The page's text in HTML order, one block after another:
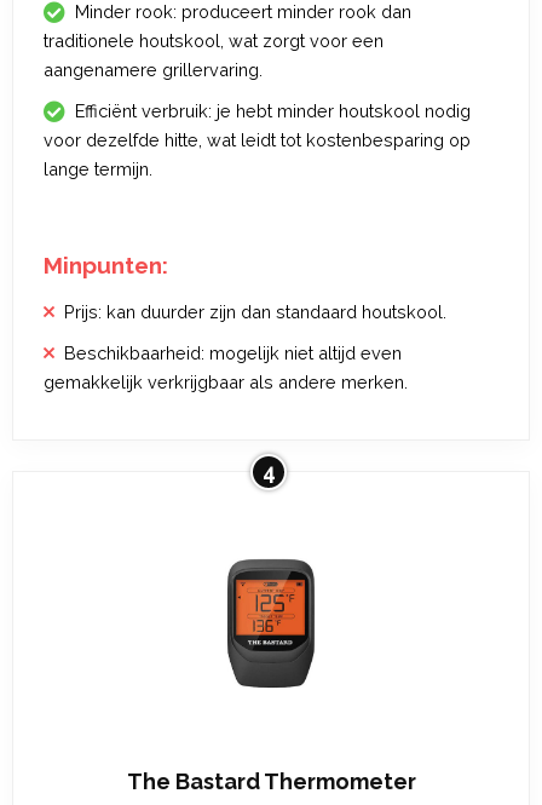
Minder rook: produceert minder rook dan
traditionele houtskool, wat zorgt voor een
aangenamere grillervaring.
Efficiënt verbruik: je hebt minder houtskool nodig
voor dezelfde hitte, wat leidt tot kostenbesparing op
lange termijn.
Minpunten:
Prijs: kan duurder zijn dan standaard houtskool.
Beschikbaarheid: mogelijk niet altijd even
gemakkelijk verkrijgbaar als andere merken.
4
The Bastard Thermometer